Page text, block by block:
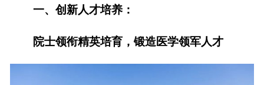
一、创新人才培养：
院士领衔精英培育，锻造医学领军人才